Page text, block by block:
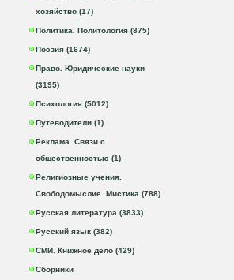
хозяйство (17)
Политика. Политология (875)
Поэзия (1674)
Право. Юридические науки
(3195)
Психология (5012)
Путеводители (1)
Реклама. Связи с
общественностью (1)
Религиозные учения.
Свободомыслие. Мистика (788)
Русская литература (3833)
Русский язык (382)
СМИ. Книжное дело (429)
Сборники